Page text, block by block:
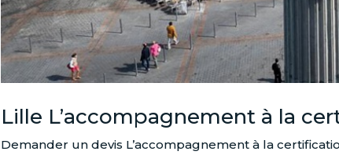
Lille L’accompagnement à la
Demander un devis L’accompagnement à la